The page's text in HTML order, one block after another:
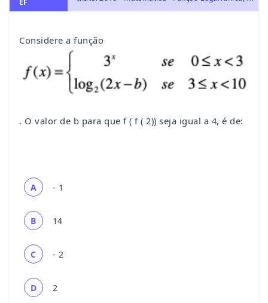
EF
Considere a função
. O valor de b para que f ( f ( 2)) seja igual a 4, é de:
A - 1
B 14
C - 2
D 2